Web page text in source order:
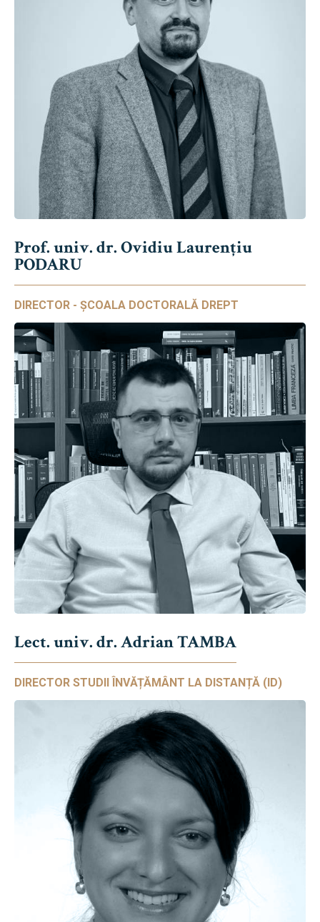
Prof. univ. dr. Ovidiu Laurențiu
PODARU
DIRECTOR - ȘCOALA DOCTORALĂ DREPT
Lect. univ. dr. Adrian TAMBA
DIRECTOR STUDII ÎNVĂȚĂMÂNT LA DISTANȚĂ (ID)